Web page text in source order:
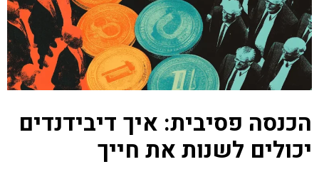
הכנסה פסיבית: איך דיבידנדים
יכולים לשנות את חייך